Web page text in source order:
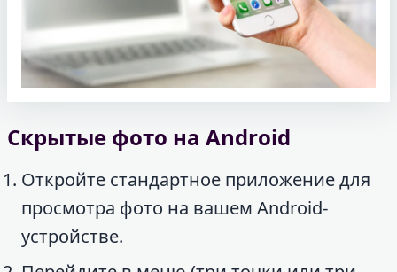
Скрытые фото на Android
Откройте стандартное приложение для
просмотра фото на вашем Android-
устройстве.